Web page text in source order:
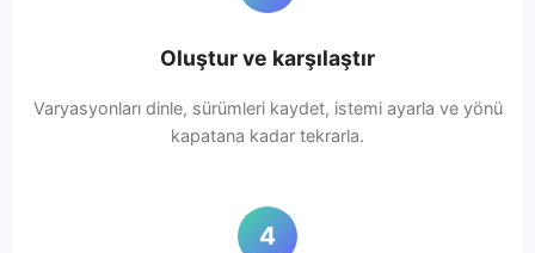
Oluştur ve karşılaştır
Varyasyonları dinle, sürümleri kaydet, istemi ayarla ve yönü
kapatana kadar tekrarla.
4